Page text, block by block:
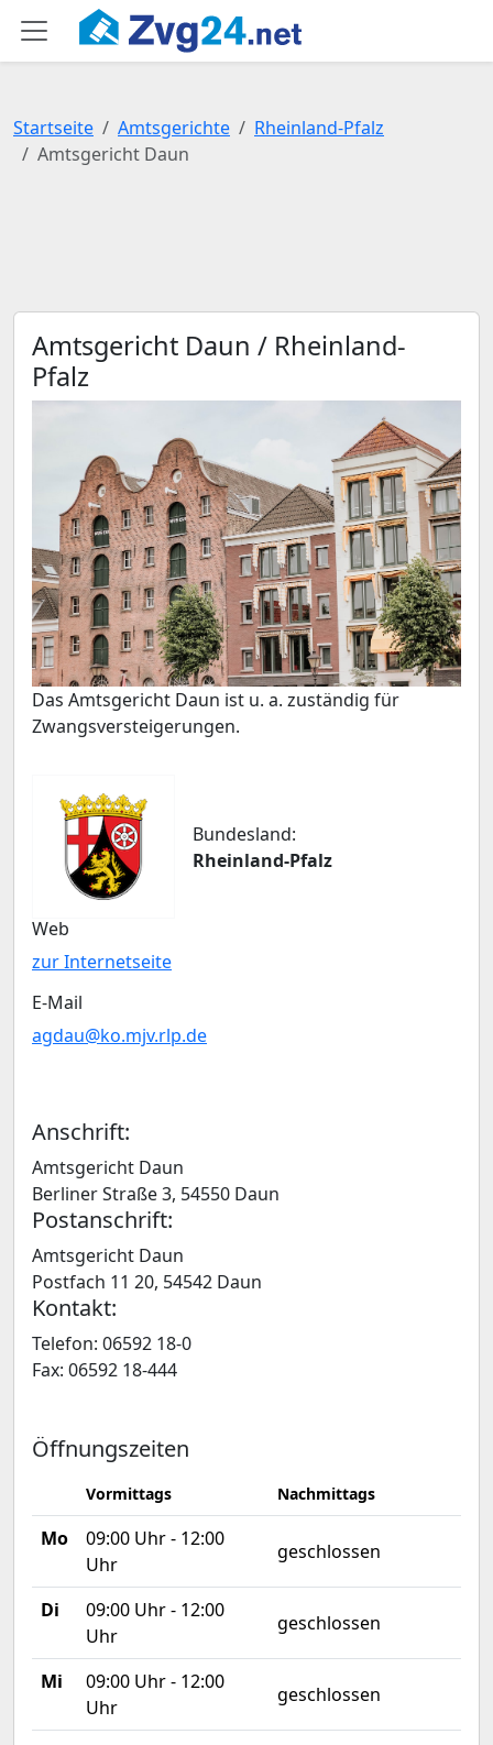
Startseite Amtsgerichte
Rheinland-Pfalz
Amtsgericht Daun
Amtsgericht Daun / Rheinland-
Pfalz
Das Amtsgericht Daun ist u. a. zuständig für
Zwangsversteigerungen.
Bundesland:
Rheinland-Pfalz
Web
zur Internetseite
E-Mail
agdau@ko.mjv.rlp.de
Anschrift:
Amtsgericht Daun
Berliner Straße 3, 54550 Daun
Postanschrift:
Amtsgericht Daun
Postfach 11 20, 54542 Daun
Kontakt:
Telefon: 06592 18-0
Fax: 06592 18-444
Öffnungszeiten
Vormittags Nachmittags
Mo
09:00 Uhr - 12:00
Uhr
geschlossen
Di
09:00 Uhr - 12:00
Uhr
geschlossen
Mi
09:00 Uhr - 12:00
Uhr
geschlossen